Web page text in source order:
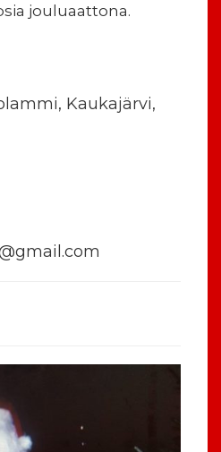
jouluaattona.
Kaukajärvi,